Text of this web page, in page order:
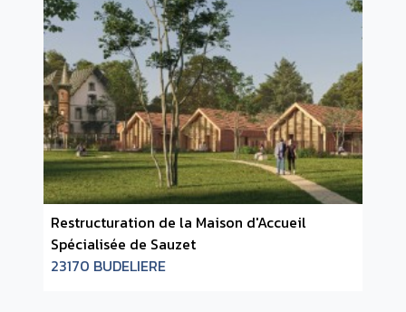
Restructuration de la Maison d'Accueil
Spécialisée de Sauzet
23170 BUDELIERE